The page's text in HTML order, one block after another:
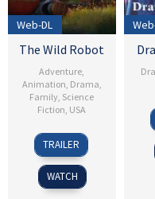
Web-DL
The Wild Robot
Adventure
Animation Drama
Family Science
Fiction USA
12
Sep
2024
Chris
Sanders
TRAILER
WATCH